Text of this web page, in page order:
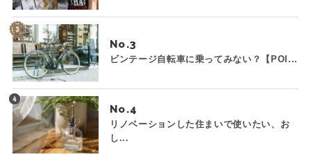
No.
ビンテージ自転車に乗ってみない？【POI...
No.
リノベーションした住まいで使いたい、お
し...